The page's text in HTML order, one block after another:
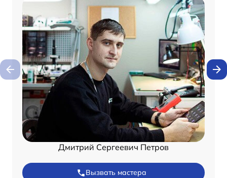
Дмитрий Сергеевич Петров
Вызвать мастера